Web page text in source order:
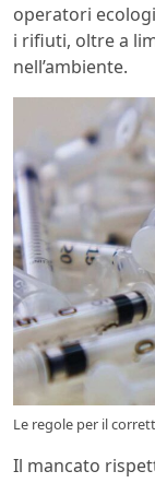
operatori
i rifiuti, oltre a
nell’ambiente.
Le regole per il
Il mancato